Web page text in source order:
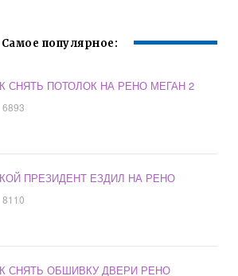
Самое популярное:
СНЯТЬ ПОТОЛОК НА РЕНО МЕГАН 2
6893
ПРЕЗИДЕНТ ЕЗДИЛ НА РЕНО
8110
СНЯТЬ ОБШИВКУ ДВЕРИ РЕНО